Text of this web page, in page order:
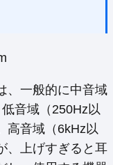
、一般的に中音域
音域（250Hz以
高音域（6kHz以
、上げすぎると耳